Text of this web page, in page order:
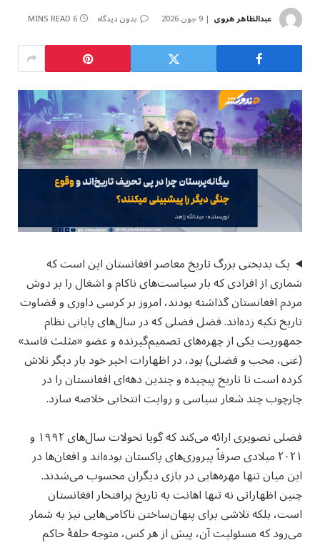
عبدالظاهر هروی 9 جون 2026 بدون دیدگاه 6 MINS READ
یک بدبختی بزرگ تاریخ معاصر افغانستان این است که
شماری از افرادی که بار سیاست‌های ناکام و اشغال را بر دوش
مردم افغانستان گذاشته بودند، امروز بر کرسی داوری و قضاوت
تاریخ تکیه زده‌اند. فضل فضلی که در سال‌های پایانی نظام
جمهوریت یکی از چهره‌های تصمیم‌گیرنده و عضو «مثلث فاسد»
(غنی، محب و فضلی) بود، در اظهارات اخیر خود بار دیگر تلاش
کرده است تا تاریخ پیچیده و چندین دهه‌ای افغانستان را در
چارچوب چند شعار سیاسی و روایت انتخابی خلاصه سازد.
فضلی تصویری ارائه می‌کند که گویا تحولات سال‌های ۱۹۹۲ و
۲۰۲۱ میلادی صرفاً پیروزی‌های پاکستان بوده‌اند و افغان‌ها در
این میان تنها مهره‌هایی در بازی دیگران محسوب می‌شدند.
چنین اظهاراتی نه‌ تنها اهانت به تاریخ پرافتخار افغانستان
است، بلکه تلاشی برای پنهان‌ساختن ناکامی‌هایی نیز به شمار
می‌رود که مسئولیت آن، پیش از هر کس، متوجه حلقهٔ حاکم